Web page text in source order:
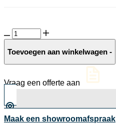
Sereen
10MM
Chip
Toevoegen aan winkelwagen -
Vraag een offerte aan
Maak een showroomafspraak